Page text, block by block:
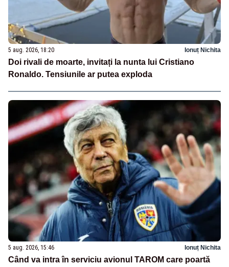
5 aug. 2026, 18:20 Ionuț Nichita
Doi rivali de moarte, invitați la nunta lui Cristiano
Ronaldo. Tensiunile ar putea exploda
5 aug. 2026, 15:46 Ionuț Nichita
Când va intra în serviciu avionul TAROM care poartă